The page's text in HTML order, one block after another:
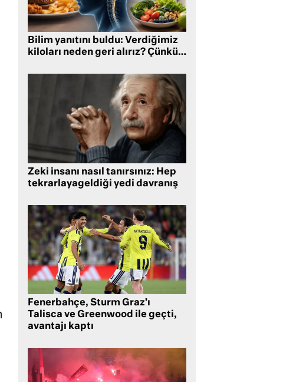
Bilim yanıtını buldu: Verdiğimiz
kiloları neden geri alırız? Çünkü…
Zeki insanı nasıl tanırsınız: Hep
tekrarlayageldiği yedi davranış
Fenerbahçe, Sturm Graz’ı
Talisca ve Greenwood ile geçti,
avantajı kaptı